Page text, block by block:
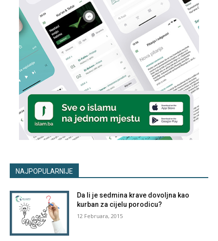
NAJPOPULARNIJE
Da li je sedmina krave dovoljna kao
kurban za cijelu porodicu?
12 Februara, 2015